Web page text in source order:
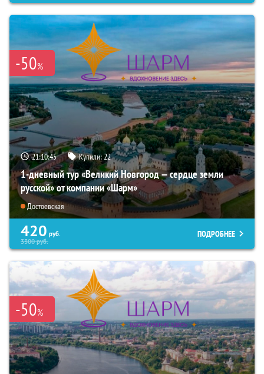
-50%
21:10:44 Купили:22
1-дневный тур «Великий Новгород — сердце земли
русской» от компании «Шарм»
Достоевская
420 руб.
3300руб.
ПОДРОБНЕЕ
-50%